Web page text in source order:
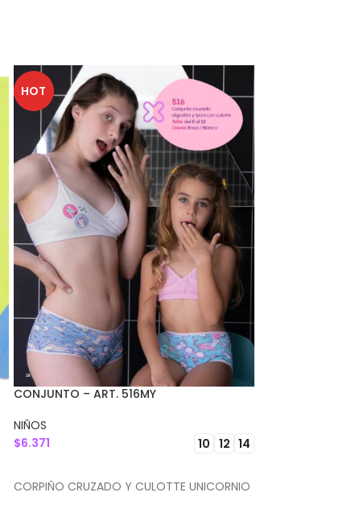
HOT
CONJUNTO – ART. 516MY
NIÑOS
$6.371 10 12 14
CORPIÑO CRUZADO Y CULOTTE UNICORNIO